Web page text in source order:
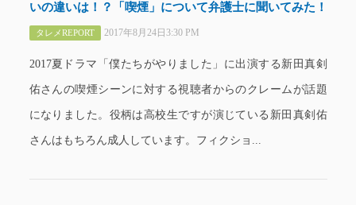
いの違いは！？「喫煙」について弁護士に聞いてみた！
タレメREPORT 2017年8月24日3:30 PM
2017夏ドラマ「僕たちがやりました」に出演する新田真剣
佑さんの喫煙シーンに対する視聴者からのクレームが話題
になりました。役柄は高校生ですが演じている新田真剣佑
さんはもちろん成人しています。フィクショ...